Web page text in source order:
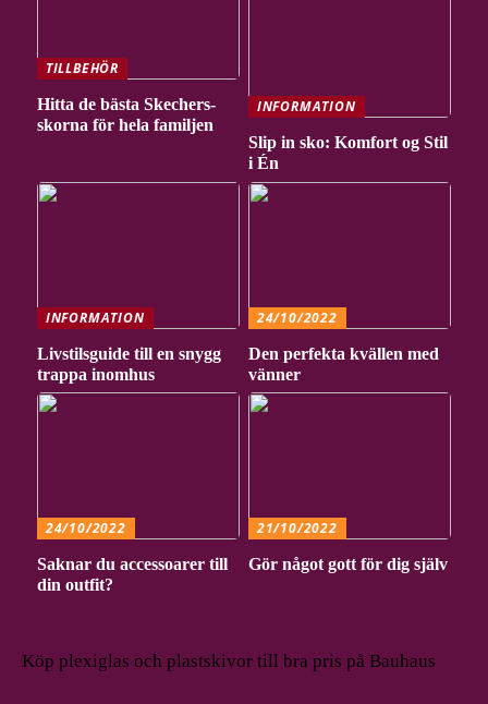
TILLBEHÖR
Hitta de bästa Skechers-
skorna för hela familjen
INFORMATION
Slip in sko: Komfort og Stil
i Én
INFORMATION
Livstilsguide till en snygg
trappa inomhus
24/10/2022
Den perfekta kvällen med
vänner
24/10/2022
Saknar du accessoarer till
din outfit?
21/10/2022
Gör något gott för dig själv
Köp plexiglas och plastskivor till bra pris på Bauhaus